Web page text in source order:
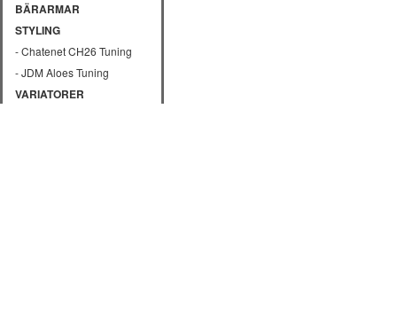
BÄRARMAR
STYLING
- Chatenet CH26 Tuning
- JDM Aloes Tuning
VARIATORER